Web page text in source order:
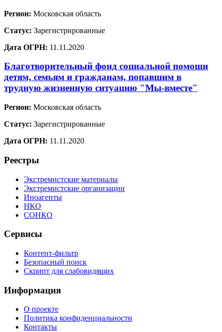
Регион: Московская область
Статус: Зарегистрированные
Дата ОГРН: 11.11.2020
Благотворительный фонд социальной помощи
детям, семьям и гражданам, попавшим в
трудную жизненную ситуацию "Мы-вместе"
Регион: Московская область
Статус: Зарегистрированные
Дата ОГРН: 11.11.2020
Реестры
Экстремистские материалы
Экстремистские организации
Иноагенты
НКО
СОНКО
Сервисы
Контент-фильтр
Безопасный поиск
Скрипт для слабовидящих
Информация
О проекте
Политика конфиденциальности
Контакты